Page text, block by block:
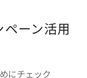
ーン活用
にチェック